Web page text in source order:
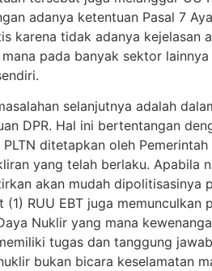
adanya ketentuan Pasal 7
karena tidak adanya kejelasan
pada banyak sektor
selanjutnya adalah
DPR. Hal ini bertentangan
ditetapkan oleh
yang telah berlaku. Apabila
akan mudah dipolitisasinya
(1) RUU EBT juga
Nuklir yang mana
tugas dan tanggung
bukan bicara keselamatan